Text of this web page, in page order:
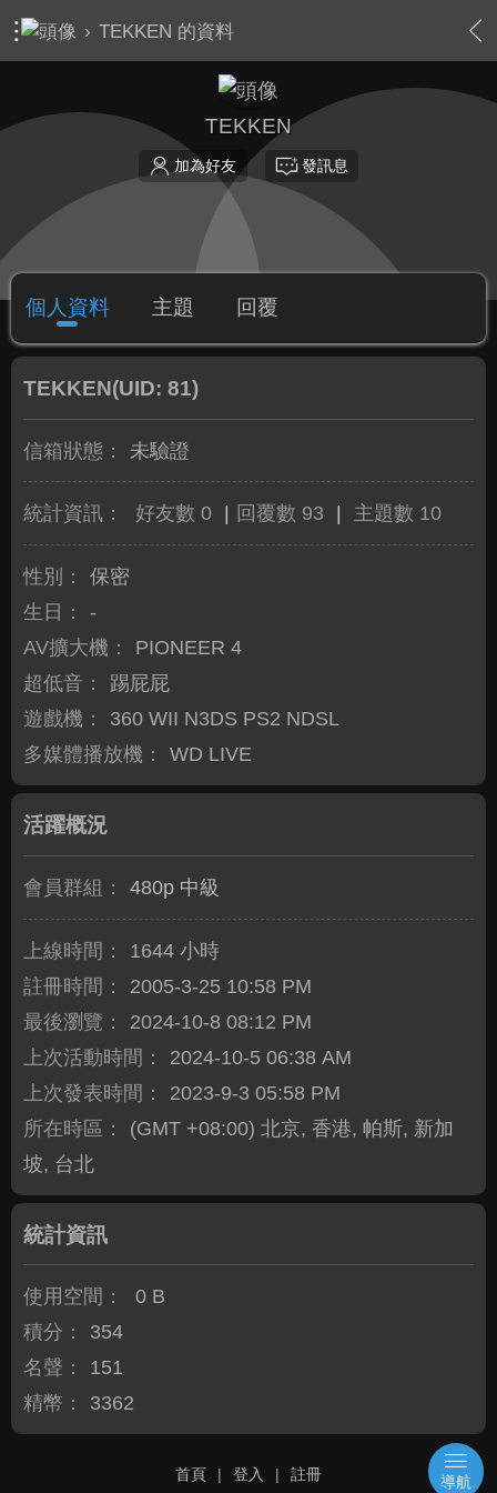
› TEKKEN 的資料
TEKKEN
加為好友 發訊息
個人資料 主題 回覆
TEKKEN(UID: 81)
信箱狀態： 未驗證
統計資訊： 好友數 0 回覆數 93 主題數 10
性別：
保密
生日：
-
AV擴大機：
PIONEER 4
超低音：
踢屁屁
遊戲機：
360 WII N3DS PS2 NDSL
多媒體播放機：
WD LIVE
活躍概況
會員群組： 480p 中級
上線時間：
1644 小時
註冊時間：
2005-3-25 10:58 PM
最後瀏覽：
2024-10-8 08:12 PM
上次活動時間：
2024-10-5 06:38 AM
上次發表時間：
2023-9-3 05:58 PM
所在時區：
(GMT +08:00) 北京, 香港, 帕斯, 新加
坡, 台北
統計資訊
使用空間：
0 B
積分：
354
名聲：
151
精幣：
3362
首頁 | 登入 | 註冊 導航